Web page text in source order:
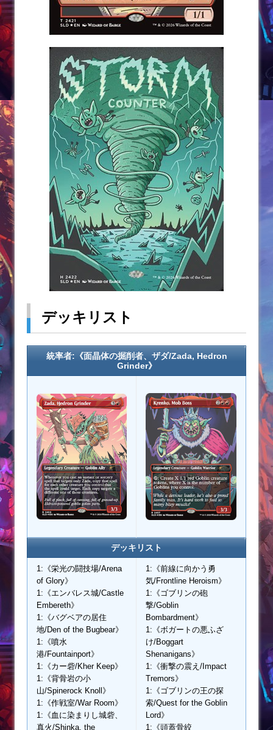
デッキリスト
統率者:《面晶体の掘削者、ザダ/Zada, Hedron
Grinder》
デッキリスト
1:《栄光の闘技場/Arena
of Glory》
1:《エンバレス城/Castle
Embereth》
1:《バグベアの居住
地/Den of the Bugbear》
1:《噴水
港/Fountainport》
1:《カー砦/Kher Keep》
1:《背骨岩の小
山/Spinerock Knoll》
1:《作戦室/War Room》
1:《血に染まりし城砦、
真火/Shinka, the
1:《前線に向かう勇
気/Frontline Heroism》
1:《ゴブリンの砲
撃/Goblin
Bombardment》
1:《ボガートの悪ふざ
け/Boggart
Shenanigans》
1:《衝撃の震え/Impact
Tremors》
1:《ゴブリンの王の探
索/Quest for the Goblin
Lord》
1:《頭蓋骨絞